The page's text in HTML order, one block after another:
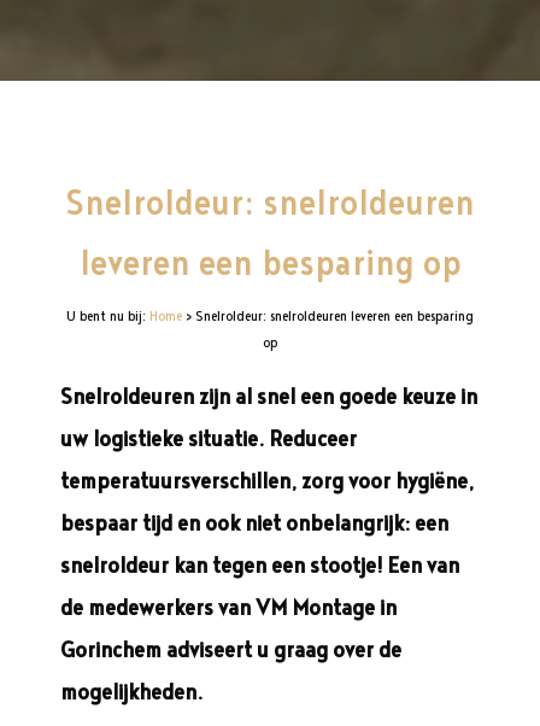
Snelroldeur: snelroldeuren
leveren een besparing op
U bent nu bij: Home > Snelroldeur: snelroldeuren leveren een besparing
op
Snelroldeuren zijn al snel een goede keuze in
uw logistieke situatie. Reduceer
temperatuursverschillen, zorg voor hygiëne,
bespaar tijd en ook niet onbelangrijk: een
snelroldeur kan tegen een stootje! Een van
de medewerkers van VM Montage in
Gorinchem adviseert u graag over de
mogelijkheden.